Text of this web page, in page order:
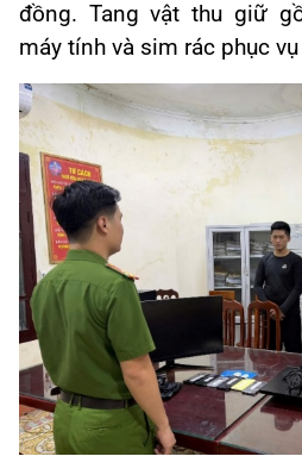
đồng. Tang vật thu giữ
máy tính và sim rác phục